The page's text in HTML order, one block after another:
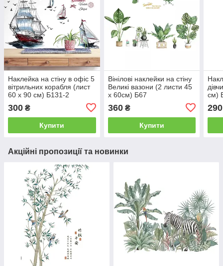
Наклейка на стіну в офіс 5
вітрильних корабля (лист
60 х 90 см) Б131-2
300 ₴
Купити
Вінілові наклейки на стіну
Великі вазони (2 листи 45
х 60см) Б67
360₴
Купити
см)
290
Акційні пропозиції та новинки